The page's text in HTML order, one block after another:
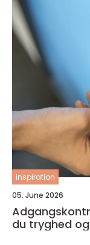
inspiration
05. June 2026
du tryghed